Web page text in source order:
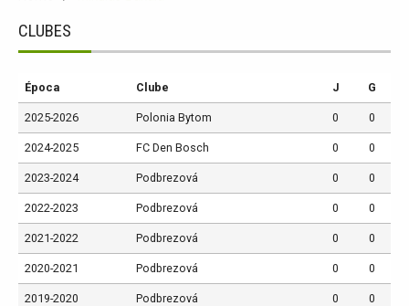
CLUBES
Época Clube J G
2025-2026 Polonia Bytom 0 0
2024-2025 FC Den Bosch 0 0
2023-2024 Podbrezová 0 0
2022-2023 Podbrezová 0 0
2021-2022 Podbrezová 0 0
2020-2021 Podbrezová 0 0
2019-2020 Podbrezová 0 0